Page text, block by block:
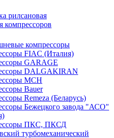
рилсановая
компрессоров
компрессоры
FIAC (Италия)
GARAGE
DALGAKIRAN
MCH
Bauer
Remeza (Беларусь)
Бежецкого завода "АСО"
ПКС, ПКСД
турбомеханический